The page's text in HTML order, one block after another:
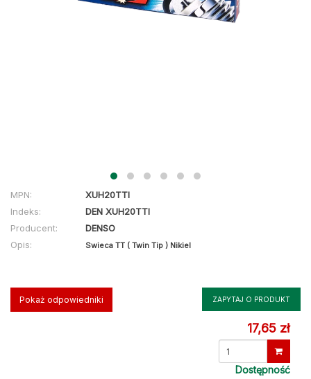
MPN:
XUH20TTI
Indeks:
DEN XUH20TTI
Producent:
DENSO
Opis:
Swieca TT ( Twin Tip ) Nikiel
Pokaż odpowiedniki ZAPYTAJ O PRODUKT
17,65 zł
Dostępność